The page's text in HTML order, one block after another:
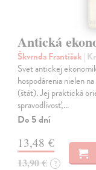
Antická
Škvrnda František|
Svet antickej
hospodárenia nielen
(štát). Jej praktická
spravodlivosť,…
Do 5 dní
13,48 €
13,90 € ?